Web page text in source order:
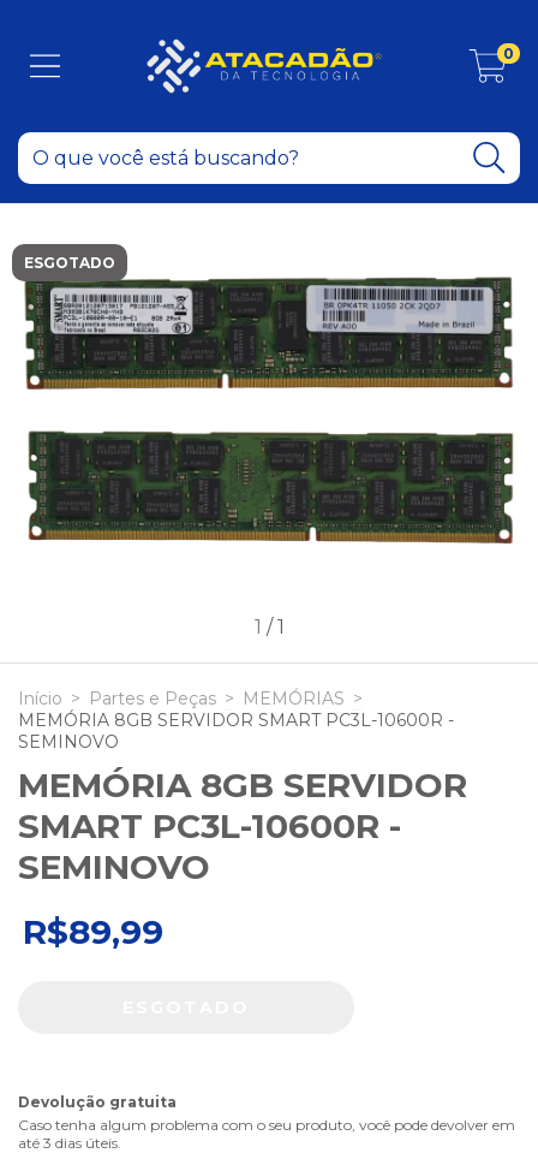
0
ESGOTADO
1 /1
Início > Partes e Peças > MEMÓRIAS >
MEMÓRIA 8GB SERVIDOR SMART PC3L-10600R -
SEMINOVO
MEMÓRIA 8GB SERVIDOR
SMART PC3L-10600R -
SEMINOVO
R$89,99
Devolução gratuita
Caso tenha algum problema com o seu produto, você pode devolver em
até 3 dias úteis.